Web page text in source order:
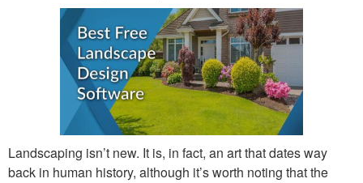
Landscaping isn’t new. It is, in fact, an art that dates way
back in human history, although it’s worth noting that the